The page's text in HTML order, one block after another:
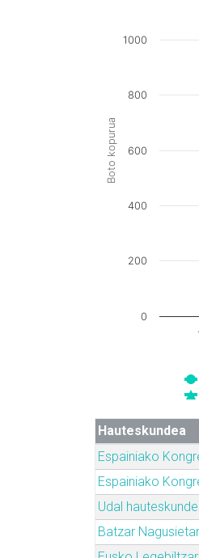
Boto kopurua
0
200
400
600
800
1000
Hauteskundea
Espainiako
Espainiako
Udal
Batzar